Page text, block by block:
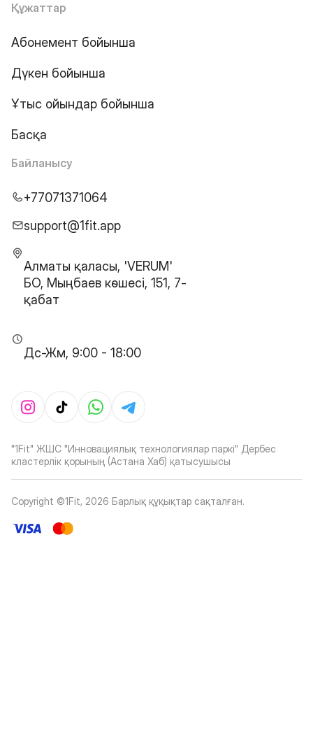
Құжаттар
Абонемент бойынша
Дүкен бойынша
Ұтыс ойындар бойынша
Басқа
Байланысу
+77071371064
support@1fit.app
Алматы қаласы, 'VERUM'
БО, Мыңбаев көшесі, 151, 7-
қабат
Дс-Жм, 9:00 - 18:00
"1Fit" ЖШС "Инновациялық технологиялар паркі" Дербес
кластерлік қорының (Астана Хаб) қатысушысы
Copyright ©1Fit, 2026 Барлық құқықтар сақталған.